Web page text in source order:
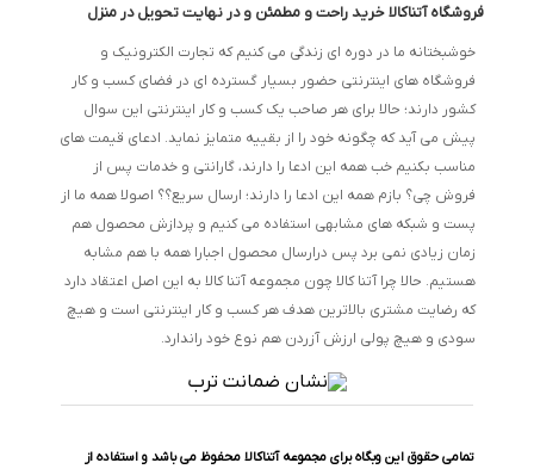
فروشگاه آتناکالا خرید راحت و مطمئن و در نهایت تحویل در منزل
خوشبختانه ما در دوره ای زندگی می کنیم که تجارت الکترونیک و
فروشگاه های اینترنتی حضور بسیار گسترده ای در فضای کسب و کار
کشور دارند؛ حالا برای هر صاحب یک کسب و کار اینترنتی این سوال
پیش می آید که چگونه خود را از بقییه متمایز نماید. ادعای قیمت های
مناسب بکنیم خب همه این ادعا را دارند، گارانتی و خدمات پس از
فروش چی؟ بازم همه این ادعا را دارند؛ ارسال سریع؟؟ اصولا همه ما از
پست و شبکه های مشابهی استفاده می کنیم و پردازش محصول هم
زمان زیادی نمی برد پس درارسال محصول اجبارا همه با هم مشابه
هستیم. حالا چرا آتنا کالا چون مجموعه آتنا کالا به این اصل اعتقاد دارد
که رضایت مشتری بالاترین هدف هر کسب و کار اینترنتی است و هیچ
سودی و هیچ پولی ارزش آزردن هم نوع خود راندارد.
تمامی حقوق این وبگاه برای مجموعه آتناکالا محفوظ می باشد و استفاده از